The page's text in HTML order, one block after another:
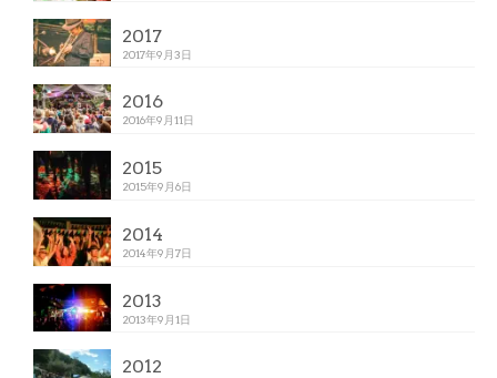
2017
2017年9月3日
2016
2016年9月11日
2015
2015年9月6日
2014
2014年9月7日
2013
2013年9月1日
2012